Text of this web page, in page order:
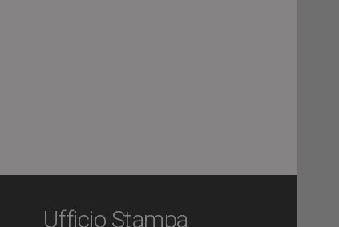
Ufficio Stampa